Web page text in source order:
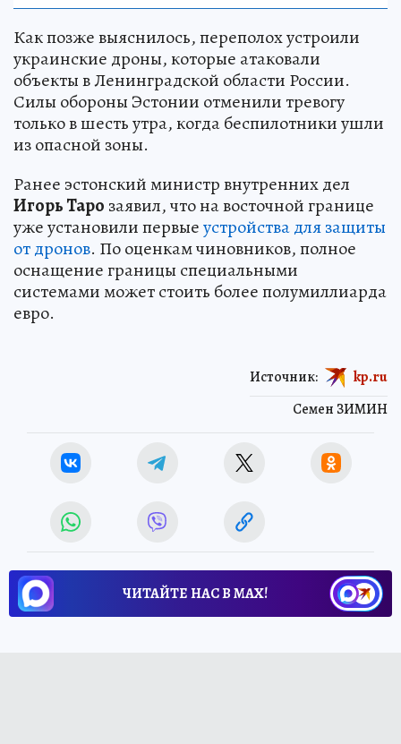
Как позже выяснилось, переполох устроили
украинские дроны, которые атаковали
объекты в Ленинградской области России.
Силы обороны Эстонии отменили тревогу
только в шесть утра, когда беспилотники ушли
из опасной зоны.
Ранее эстонский министр внутренних дел
Игорь Таро заявил, что на восточной границе
уже установили первыеустройства для защиты
от дронов. По оценкам чиновников, полное
оснащение границы специальными
системами может стоить более полумиллиарда
евро.
Семен ЗИМИН
Источник: kp.ru
ЧИТАЙТЕ НАС В МАХ!